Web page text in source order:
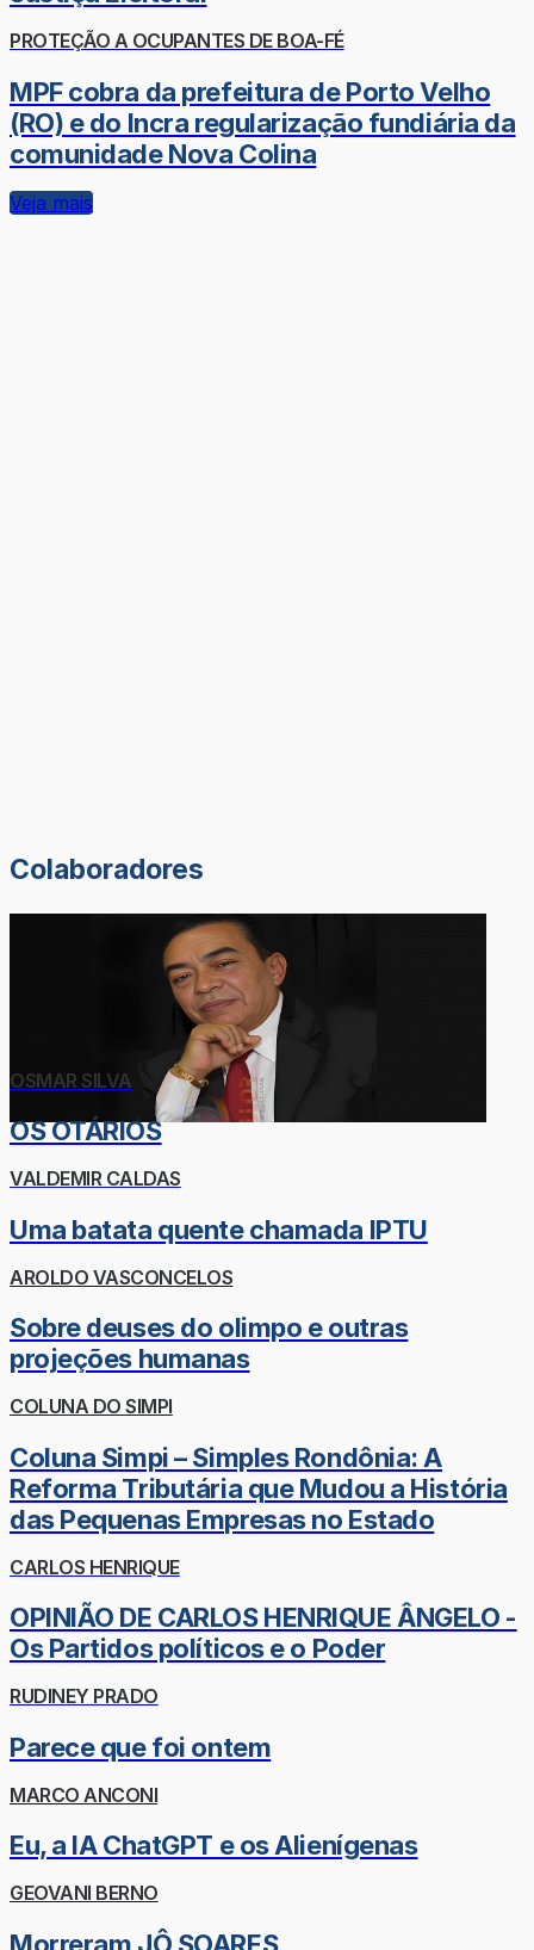
PROTEÇÃO A OCUPANTES DE BOA-FÉ
MPF cobra da prefeitura de Porto Velho
(RO) e do Incra regularização fundiária da
comunidade Nova Colina
Veja mais
Colaboradores
OSMAR SILVA
OS OTÁRIOS
VALDEMIR CALDAS
Uma batata quente chamada IPTU
AROLDO VASCONCELOS
Sobre deuses do olimpo e outras
projeções humanas
COLUNA DO SIMPI
Coluna Simpi – Simples Rondônia: A
Reforma Tributária que Mudou a História
das Pequenas Empresas no Estado
CARLOS HENRIQUE
OPINIÃO DE CARLOS HENRIQUE ÂNGELO -
Os Partidos políticos e o Poder
RUDINEY PRADO
Parece que foi ontem
MARCO ANCONI
Eu, a IA ChatGPT e os Alienígenas
GEOVANI BERNO
Morreram JÔ SOARES